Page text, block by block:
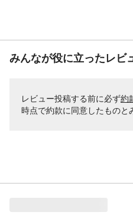
みんなが役に立ったレビ
レビュー投稿する前に必ず約
時点で約款に同意したものと